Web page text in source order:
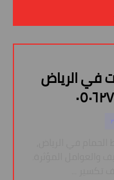
في الرياض